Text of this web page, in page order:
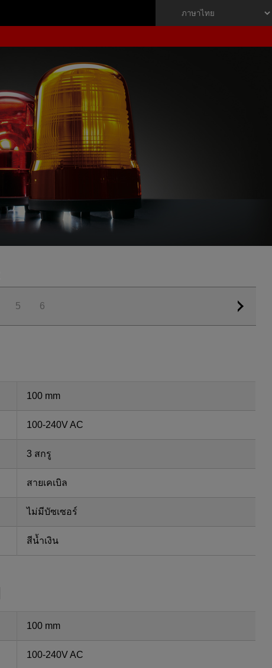
5 6
100 mm
100-240V AC
3 สกรู
สายเคเบิล
ไม่มีบัซเซอร์
สีน้ำเงิน
100 mm
100-240V AC